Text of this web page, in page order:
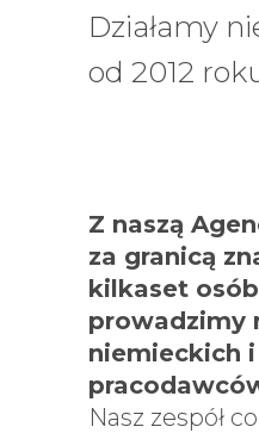
Działamy
od 2012
Z naszą
za granicą
kilkaset
prowadzimy
niemieckich
Nasz zespół